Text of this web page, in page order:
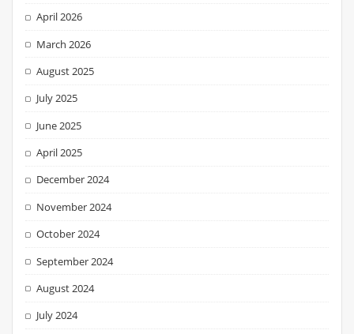
April 2026
March 2026
August 2025
July 2025
June 2025
April 2025
December 2024
November 2024
October 2024
September 2024
August 2024
July 2024